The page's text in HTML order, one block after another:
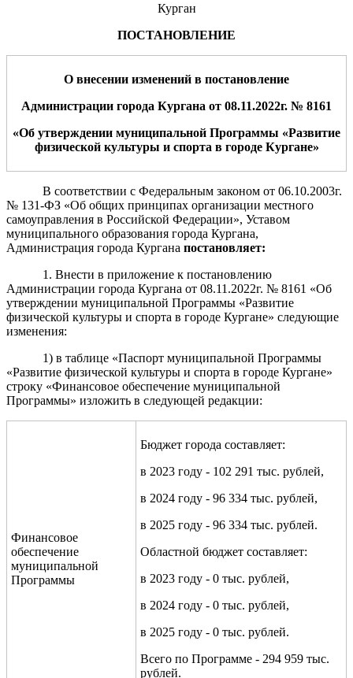
Курган
ПОСТАНОВЛЕНИЕ
О внесении изменений в постановление
Администрации города Кургана от 08.11.2022г. № 8161
«Об утверждении муниципальной Программы «Развитие
физической культуры и спорта в городе Кургане»
В соответствии с Федеральным законом от 06.10.2003г.
№ 131-ФЗ «Об общих принципах организации местного
самоуправления в Российской Федерации», Уставом
муниципального образования города Кургана,
Администрация города Кургана постановляет:
1. Внести в приложение к постановлению
Администрации города Кургана от 08.11.2022г. № 8161 «Об
утверждении муниципальной Программы «Развитие
физической культуры и спорта в городе Кургане» следующие
изменения:
1) в таблице «Паспорт муниципальной Программы
«Развитие физической культуры и спорта в городе Кургане»
строку «Финансовое обеспечение муниципальной
Программы» изложить в следующей редакции:
Финансовое
обеспечение
муниципальной
Программы
Бюджет города составляет:
в 2023 году - 102 291 тыс. рублей,
в 2024 году - 96 334 тыс. рублей,
в 2025 году - 96 334 тыс. рублей.
Областной бюджет составляет:
в 2023 году - 0 тыс. рублей,
в 2024 году - 0 тыс. рублей,
в 2025 году - 0 тыс. рублей.
Всего по Программе - 294 959 тыс.
рублей.